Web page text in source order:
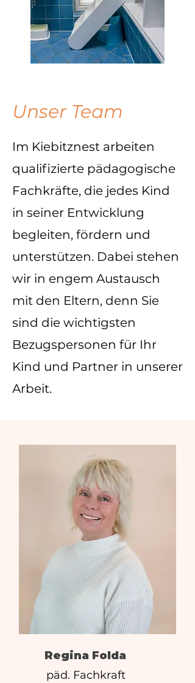
Unser Team
Im Kiebitznest arbeiten
qualifizierte pädagogische
Fachkräfte, die jedes Kind
in seiner Entwicklung
begleiten, fördern und
unterstützen. Dabei stehen
wir in engem Austausch
mit den Eltern, denn Sie
sind die wichtigsten
Bezugspersonen für Ihr
Kind und Partner in unserer
Arbeit.
Regina Folda
päd. Fachkraft